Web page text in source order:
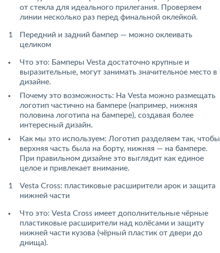
от стекла для идеального прилегания. Проверяем
линии несколько раз перед финальной оклейкой.
Передний и задний бампер — можно оклеивать
целиком
Что это: Бамперы Vesta достаточно крупные и
выразительные, могут занимать значительное место в
дизайне.
Почему это возможность: На Vesta можно размещать
логотип частично на бампере (например, нижняя
половина логотипа на бампере), создавая более
интересный дизайн.
Как мы это используем: Логотип разделяем так, чтобы
верхняя часть была на борту, нижняя — на бампере.
При правильном дизайне это выглядит как единое
целое и привлекает внимание.
Vesta Cross: пластиковые расширители арок и защита
нижней части
Что это: Vesta Cross имеет дополнительные чёрные
пластиковые расширители над колёсами и защиту
нижней части кузова (чёрный пластик от двери до
днища).